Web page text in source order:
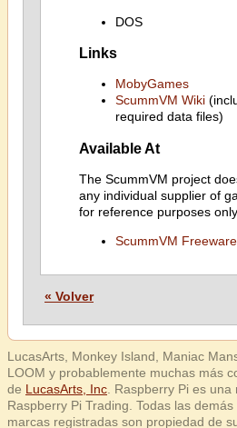
DOS
Links
MobyGames
ScummVM Wiki
required data files)
Available At
The ScummVM project
any individual supplier of
for reference purposes only.
ScummVM
« Volver
LucasArts, Monkey Island, Maniac
LOOM y probablemente muchas más
de LucasArts, Inc . Raspberry Pi es
Raspberry Pi Trading. Todas las
marcas registradas son propiedad de